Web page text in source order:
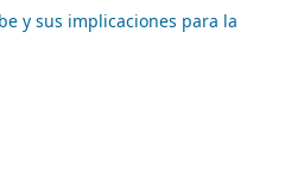
y sus implicaciones para la